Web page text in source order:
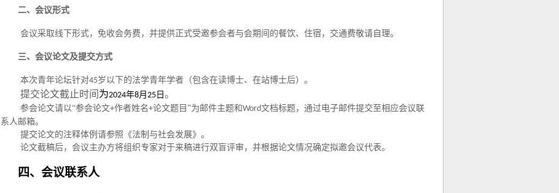
二、会议形式
会议采取线下形式，免收会务费，并提供正式受邀参会者与会期间的餐饮、住宿，交通费敬请自理。
三、会议论文及提交方式
本次青年论坛针对45岁以下的法学青年学者（包含在读博士、在站博士后）。
提交论文截止时间 为2024年8月 25日 。
参会论文请以“参会论文+作者姓名+论文题目”为邮件主题和Word文档标题，通过电子邮件提交至相应会议联
系人邮箱。
提交论文的注释体例请参照《法制与社会发展》。
论文截稿后，会议主办方将组织专家对于来稿进行双盲评审，并根据论文情况确定拟邀会议代表。
四、会议联系人